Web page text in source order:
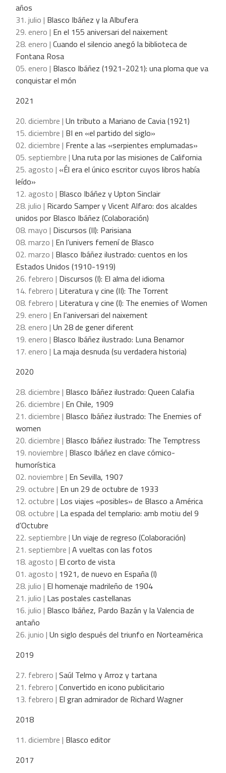
años
31. julio | Blasco Ibáñez y la Albufera
29. enero | En el 155 aniversari del naixement
28. enero | Cuando el silencio anegó la biblioteca de
Fontana Rosa
05. enero | Blasco Ibáñez (1921-2021): una ploma que va
conquistar el món
2021
20. diciembre | Un tributo a Mariano de Cavia (1921)
15. diciembre | BI en «el partido del siglo»
02. diciembre | Frente a las «serpientes emplumadas»
05. septiembre | Una ruta por las misiones de California
25. agosto | «Él era el único escritor cuyos libros había
leído»
12. agosto | Blasco Ibáñez y Upton Sinclair
28. julio | Ricardo Samper y Vicent Alfaro: dos alcaldes
unidos por Blasco Ibáñez (Colaboración)
08. mayo | Discursos (II): Parisiana
08. marzo | En l’univers femení de Blasco
02. marzo | Blasco Ibáñez ilustrado: cuentos en los
Estados Unidos (1910-1919)
26. febrero | Discursos (I): El alma del idioma
14. febrero | Literatura y cine (II): The Torrent
08. febrero | Literatura y cine (I): The enemies of Women
29. enero | En l’aniversari del naixement
28. enero | Un 28 de gener diferent
19. enero | Blasco Ibáñez ilustrado: Luna Benamor
17. enero | La maja desnuda (su verdadera historia)
2020
28. diciembre | Blasco Ibáñez ilustrado: Queen Calafia
26. diciembre | En Chile, 1909
21. diciembre | Blasco Ibáñez ilustrado: The Enemies of
women
20. diciembre | Blasco Ibáñez ilustrado: The Temptress
19. noviembre | Blasco Ibáñez en clave cómico-
humorística
02. noviembre | En Sevilla, 1907
29. octubre | En un 29 de octubre de 1933
12. octubre | Los viajes «posibles» de Blasco a América
08. octubre | La espada del templario: amb motiu del 9
d’Octubre
22. septiembre | Un viaje de regreso (Colaboración)
21. septiembre | A vueltas con las fotos
18. agosto | El corto de vista
01. agosto | 1921, de nuevo en España (I)
28. julio | El homenaje madrileño de 1904
21. julio | Las postales castellanas
16. julio | Blasco Ibáñez, Pardo Bazán y la Valencia de
antaño
26. junio | Un siglo después del triunfo en Norteamérica
2019
27. febrero | Saúl Telmo y Arroz y tartana
21. febrero | Convertido en icono publicitario
13. febrero | El gran admirador de Richard Wagner
2018
11. diciembre | Blasco editor
2017